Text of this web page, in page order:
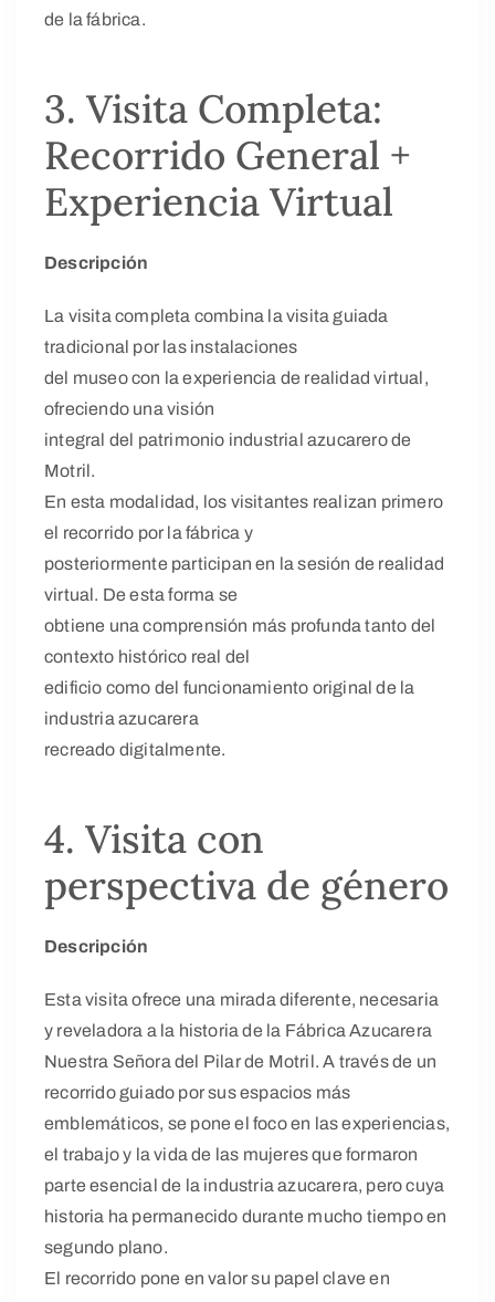
de la fábrica.
3. Visita Completa:
Recorrido General +
Experiencia Virtual
Descripción
La visita completa combina la visita guiada
tradicional por las instalaciones
del museo con la experiencia de realidad virtual,
ofreciendo una visión
integral del patrimonio industrial azucarero de
Motril.
En esta modalidad, los visitantes realizan primero
el recorrido por la fábrica y
posteriormente participan en la sesión de realidad
virtual. De esta forma se
obtiene una comprensión más profunda tanto del
contexto histórico real del
edificio como del funcionamiento original de la
industria azucarera
recreado digitalmente.
4. Visita con
perspectiva de género
Descripción
Esta visita ofrece una mirada diferente, necesaria
y reveladora a la historia de la Fábrica Azucarera
Nuestra Señora del Pilar de Motril. A través de un
recorrido guiado por sus espacios más
emblemáticos, se pone el foco en las experiencias,
el trabajo y la vida de las mujeres que formaron
parte esencial de la industria azucarera, pero cuya
historia ha permanecido durante mucho tiempo en
segundo plano.
El recorrido pone en valor su papel clave en